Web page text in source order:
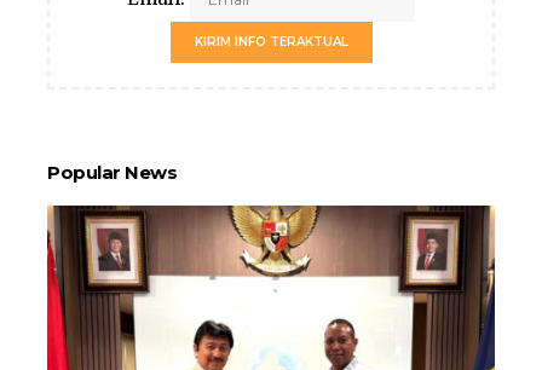
KIRIM INFO TERAKTUAL
Popular News